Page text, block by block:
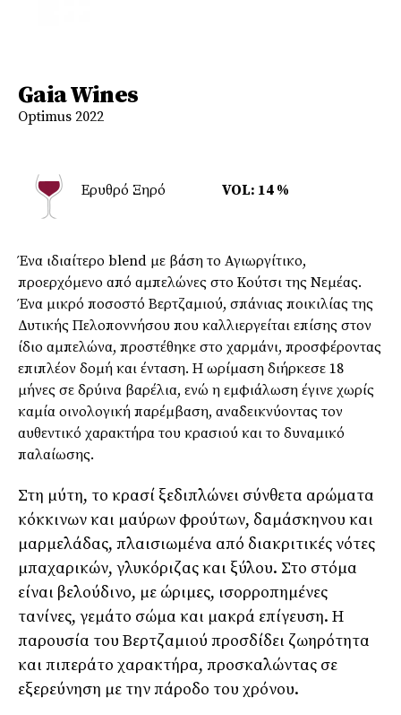
Gaia Wines
Optimus 2022
Ερυθρό Ξηρό VOL: 14 %
Ένα ιδιαίτερο blend με βάση το Αγιωργίτικο,
προερχόμενο από αμπελώνες στο Κούτσι της Νεμέας.
Ένα μικρό ποσοστό Βερτζαμιού, σπάνιας ποικιλίας της
Δυτικής Πελοποννήσου που καλλιεργείται επίσης στον
ίδιο αμπελώνα, προστέθηκε στο χαρμάνι, προσφέροντας
επιπλέον δομή και ένταση. Η ωρίμαση διήρκεσε 18
μήνες σε δρύινα βαρέλια, ενώ η εμφιάλωση έγινε χωρίς
καμία οινολογική παρέμβαση, αναδεικνύοντας τον
αυθεντικό χαρακτήρα του κρασιού και το δυναμικό
παλαίωσης.
Στη μύτη, το κρασί ξεδιπλώνει σύνθετα αρώματα
κόκκινων και μαύρων φρούτων, δαμάσκηνου και
μαρμελάδας, πλαισιωμένα από διακριτικές νότες
μπαχαρικών, γλυκόριζας και ξύλου. Στο στόμα
είναι βελούδινο, με ώριμες, ισορροπημένες
τανίνες, γεμάτο σώμα και μακρά επίγευση. Η
παρουσία του Βερτζαμιού προσδίδει ζωηρότητα
και πιπεράτο χαρακτήρα, προσκαλώντας σε
εξερεύνηση με την πάροδο του χρόνου.